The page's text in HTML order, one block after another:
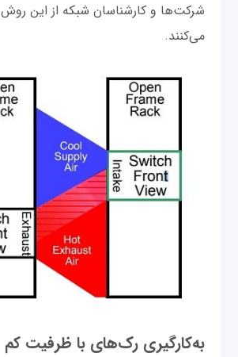
شرکت‌ها و کارشناسان شبکه از این روش
می‌کنند.
به‌کارگیری رک‌های با ظرفیت کم